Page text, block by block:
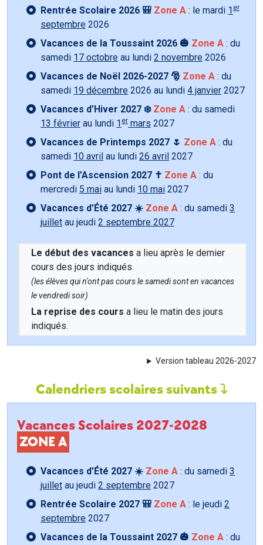
Rentrée Scolaire 2026 🎒 Zone A : le mardi 1 er
septembre 2026
Vacances de la Toussaint 2026 🎃 Zone A : du
samedi 17 octobre au lundi 2 novembre 2026
Vacances de Noël 2026-2027 🎅 Zone A : du
samedi 19 décembre 2026 au lundi 4 janvier 2027
Vacances d’Hiver 2027 ❄️ Zone A : du samedi
13 février au lundi 1 er mars 2027
Vacances de Printemps 2027 🌷 Zone A : du
samedi 10 avril au lundi 26 avril 2027
Pont de l’Ascension 2027 ✝️ Zone A : du
mercredi 5 mai au lundi 10 mai 2027
Vacances d’Été 2027 ☀️ Zone A : du samedi 3
juillet au jeudi 2 septembre 2027
Le début des vacances a lieu après le dernier
cours des jours indiqués.
(les élèves qui n'ont pas cours le samedi sont en vacances
le vendredi soir)
La reprise des cours a lieu le matin des jours
indiqués.
Version tableau 2026-2027
Calendriers scolaires suivants
Vacances Scolaires 2027-2028
ZONE A
Vacances d’Été 2027 ☀️ Zone A : du samedi 3
juillet au jeudi 2 septembre 2027
Rentrée Scolaire 2027 🎒 Zone A : le jeudi 2
septembre 2027
Vacances de la Toussaint 2027 🎃 Zone A : du